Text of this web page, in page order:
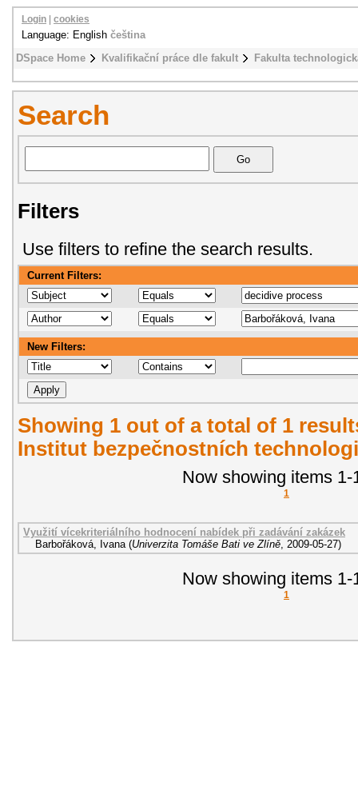
DSpace Home Kvalifikační práce dle fakult Fakulta
Login cookies
Language: English čeština
Search
Filters
Use filters to refine the search results.
Current Filters:
New Filters:
Showing 1 out of a total of 1
Institut bezpečnostních
Now showing items 1-
1
Využití vícekriteriálního hodnocení nabídek při zadávání zakázek
Barbořáková, Ivana (Univerzita Tomáše Bati ve Zlíně 2009-05-27)
Now showing items 1-
1